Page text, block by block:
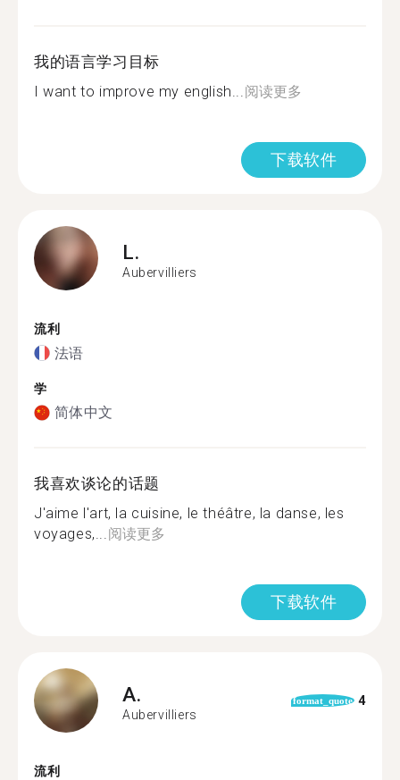
我的语言学习目标
I want to improve my english...阅读更多
下载软件
L.
Aubervilliers
流利
法语
学
简体中文
我喜欢谈论的话题
J'aime l'art, la cuisine, le théâtre, la danse, les
voyages,...阅读更多
下载软件
A.
Aubervilliers
format_quote 4
流利